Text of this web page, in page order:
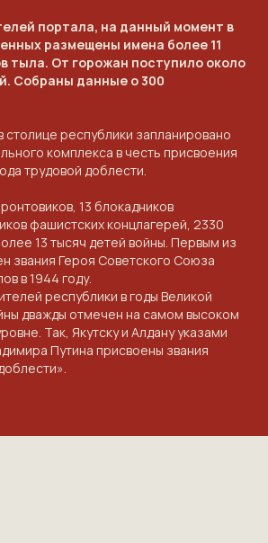
портала, на данный момент в
размещены имена более 11
тыла. От горожан поступило около
Собраны данные о 300
столице республики запланировано
комплекса в честь присвоения
трудовой доблести.
13 блокадников
фашистских концлагерей, 2330
13 тысяч детей войны. Первым из
звания Героя Советского Союза
в 1944 году.
республики в годы Великой
дважды отмечен на самом высоком
Так, Якутску и Алдану указами
Путина присвоены звания
ВАС
В